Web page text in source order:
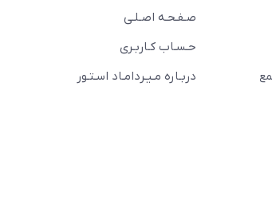
صـفـحـه اصـلـی
حـسـاب کـاربـری
دربـاره مـیـردامـاد اسـتـور